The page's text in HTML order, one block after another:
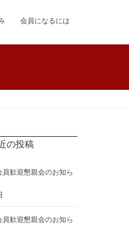
会員になるには
の投稿
員歓迎懇親会のお知ら
員歓迎懇親会のお知ら